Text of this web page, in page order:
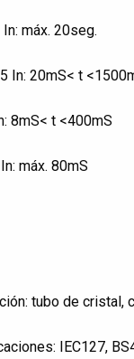
In: máx. 20seg.
In: 20mS< t
8mS< t <400mS
máx. 80mS
tubo de cristal,
IEC127,